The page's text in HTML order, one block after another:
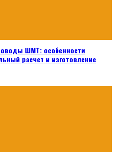
ШМТ: особенности
расчет и изготовление